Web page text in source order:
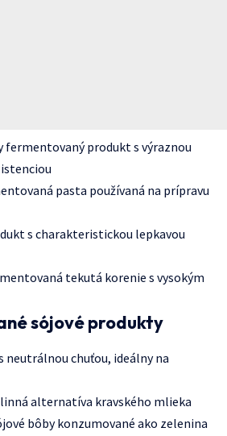
fermentovaný produkt s výraznou
pasta používaná na prípravu
s charakteristickou lepkavou
tekutá korenie s vysokým
sójové produkty
neutrálnou chuťou, ideálny na
alternatíva kravského mlieka
bôby konzumované ako zelenina